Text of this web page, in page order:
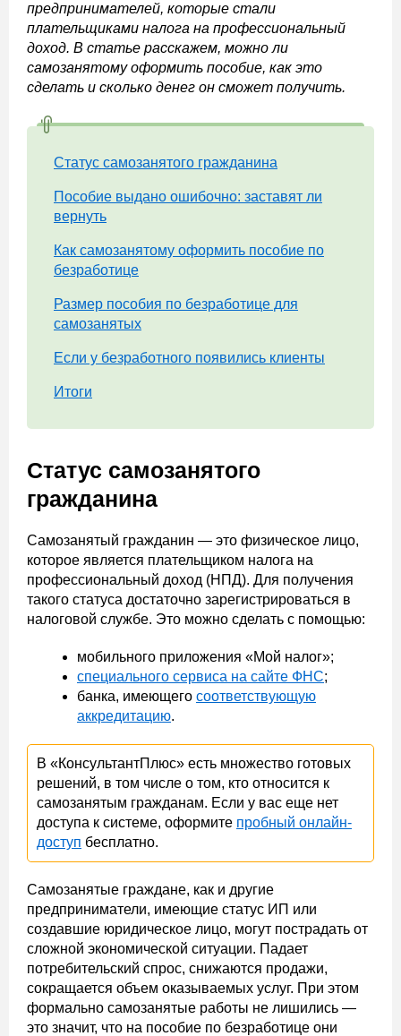
предпринимателей, которые стали
плательщиками налога на профессиональный
доход. В статье расскажем, можно ли
самозанятому оформить пособие, как это
сделать и сколько денег он сможет получить.
Статус самозанятого гражданина
Пособие выдано ошибочно: заставят ли
вернуть
Как самозанятому оформить пособие по
безработице
Размер пособия по безработице для
самозанятых
Если у безработного появились клиенты
Итоги
Статус самозанятого
гражданина
Самозанятый гражданин — это физическое лицо,
которое является плательщиком налога на
профессиональный доход (НПД). Для получения
такого статуса достаточно зарегистрироваться в
налоговой службе. Это можно сделать с помощью:
мобильного приложения «Мой налог»;
специального сервиса на сайте ФНС;
банка, имеющего соответствующую
аккредитацию.
В «КонсультантПлюс» есть множество готовых
решений, в том числе о том, кто относится к
самозанятым гражданам. Если у вас еще нет
доступа к системе, оформите пробный онлайн-
доступ бесплатно.
Самозанятые граждане, как и другие
предприниматели, имеющие статус ИП или
создавшие юридическое лицо, могут пострадать от
сложной экономической ситуации. Падает
потребительский спрос, снижаются продажи,
сокращается объем оказываемых услуг. При этом
формально самозанятые работы не лишились —
это значит, что на пособие по безработице они